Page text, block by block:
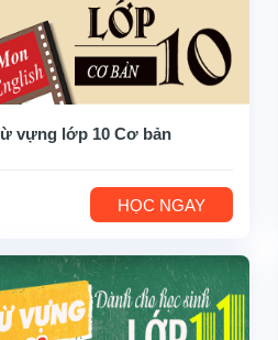
vựng lớp 10 Cơ bản
HỌC NGAY